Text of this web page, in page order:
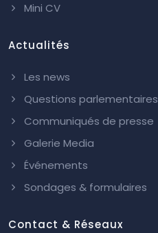
Mini CV
Actualités
Les news
Questions parlementaires
Communiqués de presse
Galerie Media
Événements
Sondages & formulaires
Contact & Réseaux